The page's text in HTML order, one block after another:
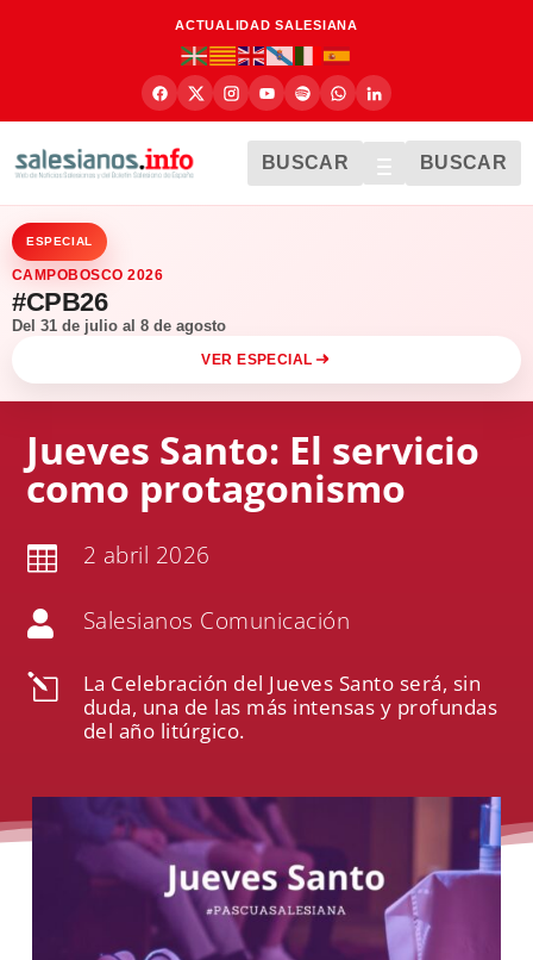
ACTUALIDAD SALESIANA
BUSCAR BUSCAR
ESPECIAL
CAMPOBOSCO 2026
#CPB26
Del 31 de julio al 8 de agosto
VER ESPECIAL
Jueves Santo: El servicio
como protagonismo
 2 abril 2026
 Salesianos Comunicación
l
La Celebración del Jueves Santo será, sin
duda, una de las más intensas y profundas
del año litúrgico.